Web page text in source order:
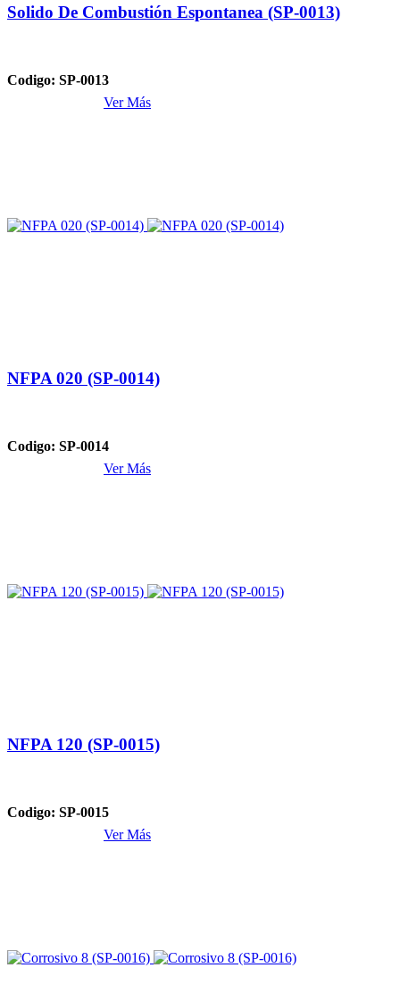
Solido De Combustión Espontanea (SP-0013)
Codigo: SP-0013
Ver Más
NFPA 020 (SP-0014)
Codigo: SP-0014
Ver Más
NFPA 120 (SP-0015)
Codigo: SP-0015
Ver Más